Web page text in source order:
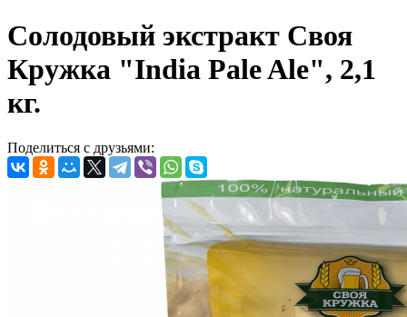
Солодовый экстракт Своя
Кружка "India Pale Ale", 2,1
кг.
Поделиться с друзьями: